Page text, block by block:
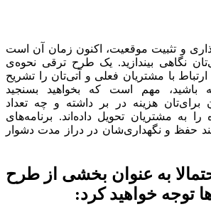
و تثبیت موقعیت، اکنون زمان آن است
نگاهی بیندازید. یک طرح ترقی نحوه‌ی
با مشتریان فعلی و آتی‌تان را تشریح
باشید، مهم است که بخواهید بسنجید
برای‌تان هزینه در بر داشته و چه تعداد
به مشتریان تحویل داده‌اند. برنامه‌های
حفظ و نگهداری‌شان در دراز مدت دشوار
به عنوان بخشی از طرح
توجه خواهید کرد:‌